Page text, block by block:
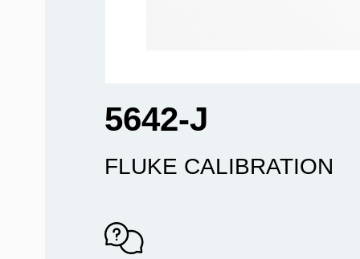
5642-J
FLUKE CALIBRATION